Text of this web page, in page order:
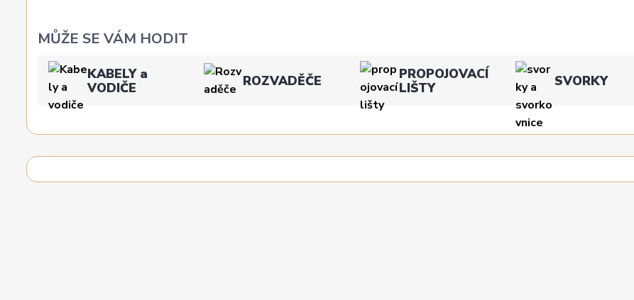
MŮŽE SE VÁM HODIT
KABELY a
VODIČE
ROZVADĚČE
PROPOJOVACÍ
LIŠTY
SVORKY